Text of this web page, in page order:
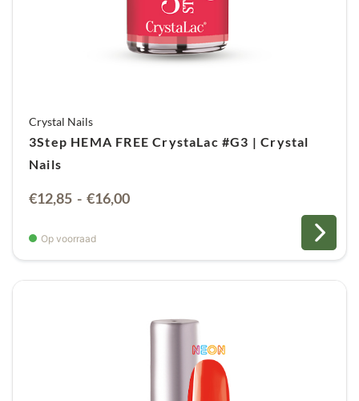
Crystal Nails
3Step HEMA FREE CrystaLac #G3 | Crystal
Nails
€12,85 - €16,00Prijsklasse:
€16,00
Op voorraad